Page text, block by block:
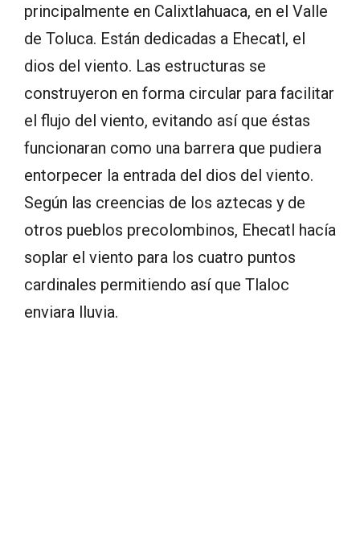
principalmente en Calixtlahuaca, en el Valle
de Toluca. Están dedicadas a Ehecatl, el
dios del viento. Las estructuras se
construyeron en forma circular para facilitar
el flujo del viento, evitando así que éstas
funcionaran como una barrera que pudiera
entorpecer la entrada del dios del viento.
Según las creencias de los aztecas y de
otros pueblos precolombinos, Ehecatl hacía
soplar el viento para los cuatro puntos
cardinales permitiendo así que Tlaloc
enviara lluvia.